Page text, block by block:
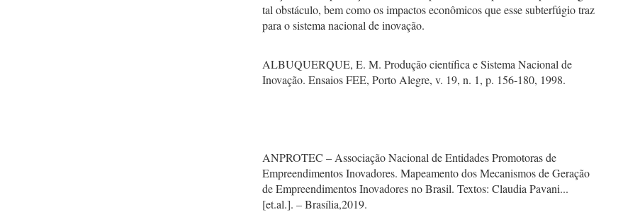
tal obstáculo, bem como os impactos econômicos que esse subterfúgio traz
para o sistema nacional de inovação.
ALBUQUERQUE, E. M. Produção científica e Sistema Nacional de
Inovação. Ensaios FEE, Porto Alegre, v. 19, n. 1, p. 156-180, 1998.
ANPROTEC – Associação Nacional de Entidades Promotoras de
Empreendimentos Inovadores. Mapeamento dos Mecanismos de Geração
de Empreendimentos Inovadores no Brasil. Textos: Claudia Pavani...
[et.al.]. – Brasília,2019.